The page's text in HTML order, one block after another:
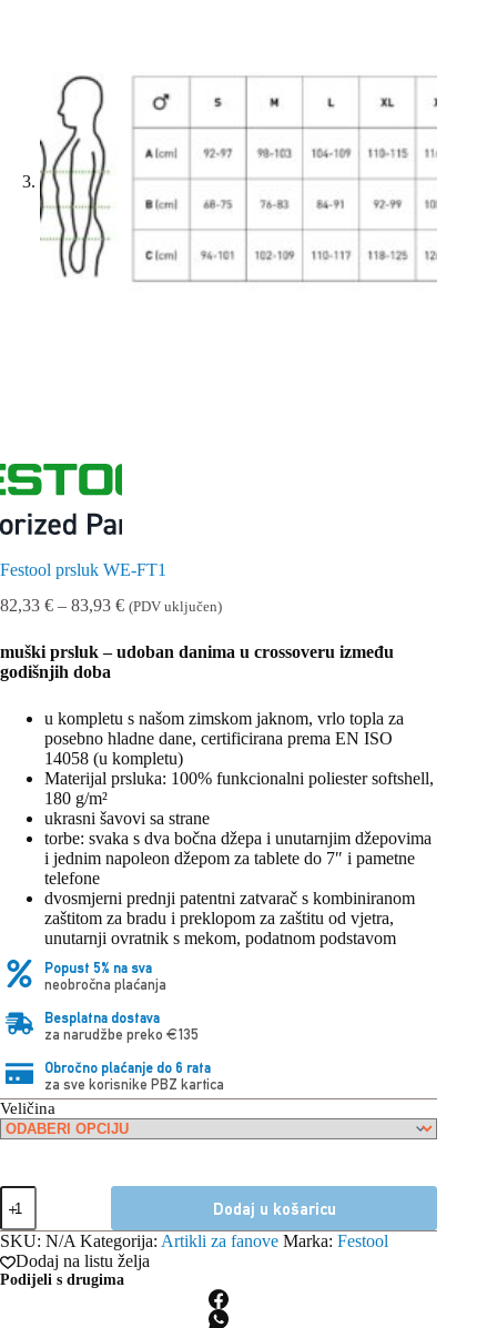
Festool prsluk WE-FT1
82,33 € – 83,93 €Raspon
od
82,33 €
(PDV uključen)
muški prsluk – udoban danima u crossoveru između
godišnjih doba
u kompletu s našom zimskom jaknom, vrlo topla za
posebno hladne dane, certificirana prema EN ISO
14058 (u kompletu)
Materijal prsluka: 100% funkcionalni poliester softshell,
180 g/m²
ukrasni šavovi sa strane
torbe: svaka s dva bočna džepa i unutarnjim džepovima
i jednim napoleon džepom za tablete do 7″ i pametne
telefone
dvosmjerni prednji patentni zatvarač s kombiniranom
zaštitom za bradu i preklopom za zaštitu od vjetra,
unutarnji ovratnik s mekom, podatnom podstavom
Popust 5% na sva
neobročna plaćanja
Besplatna dostava
za narudžbe preko €135
Obročno plaćanje do 6 rata
za sve korisnike PBZ kartica
Veličina
Festool
prsluk
WE-
FT1
količina
Dodaj u košaricu
SKU: N/A Kategorija: Artikli za fanove Marka: Festool
Dodaj na listu želja
Podijeli s drugima